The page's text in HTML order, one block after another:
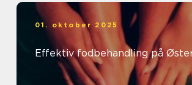
01. oktober 2025
Effektiv fodbehandling på